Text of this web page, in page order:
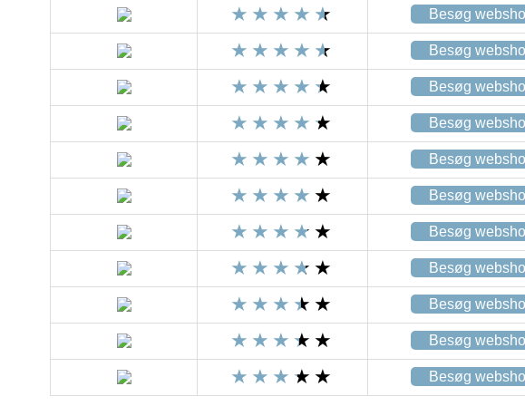
Besøg
Besøg
Besøg
Besøg
Besøg
Besøg
Besøg
Besøg
Besøg
Besøg
Besøg